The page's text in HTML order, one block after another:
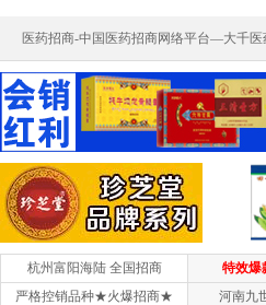
医药招商-中国医药招商网络平台—大千医
杭州富阳海陆 全国招商 特效
严格控销品种★火爆招商★
河南九